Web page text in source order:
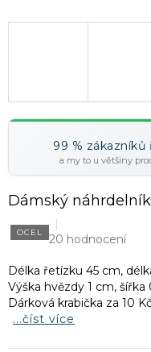
99 %
a my to u většiny
Dámský náhrdelník
OCEL 20 hodnocení
Délka řetízku 45 cm,
Výška hvězdy 1 cm, šířka
Dárková krabička za 10
...číst více